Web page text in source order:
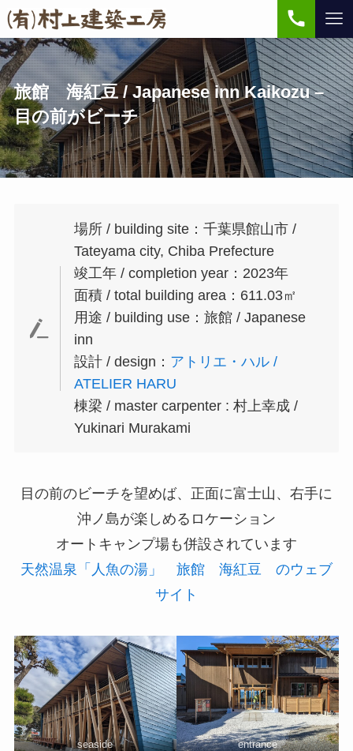
旅館 海紅豆 / Japanese inn Kaikozu –
目の前がビーチ
場所 / building site：千葉県館山市 /
Tateyama city, Chiba Prefecture
竣工年 / completion year：2023年
面積 / total building area：611.03㎡
用途 / building use：旅館 / Japanese
inn
設計 / design： アトリエ・ハル /
ATELIER HARU
棟梁 / master carpenter : 村上幸成 /
Yukinari Murakami
目の前のビーチを望めば、正面に富士山、右手に
沖ノ島が楽しめるロケーション
オートキャンプ場も併設されています
天然温泉「人魚の湯」 旅館 海紅豆 のウェブ
サイト
seaside entrance